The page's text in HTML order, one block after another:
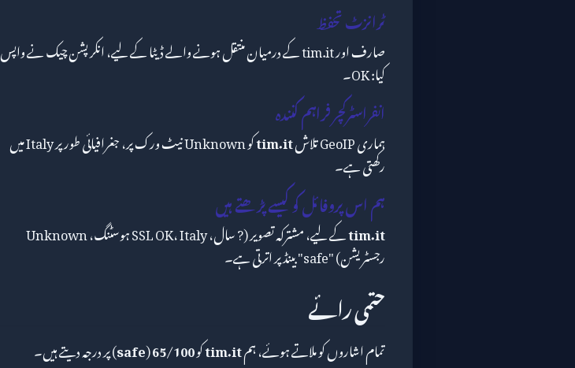
ٹرانزٹ تحفظ
صارف اور tim.it کے درمیان منتقل ہونے والے ڈیٹا کے لیے، انکرپشن چیک نے واپس
کیا: OK۔
انفراسٹرکچر فراہم کنندہ
ہماری GeoIP تلاش tim.it کو Unknown نیٹ ورک پر، جغرافیائی طور پر Italy میں
رکھتی ہے۔
ہم اس پروفائل کو کیسے پڑھتے ہیں
tim.it کے لیے، مشترکہ تصویر (? سال، SSL OK، Italy ہوسٹنگ، Unknown
رجسٹریشن) "safe" بینڈ پر اترتی ہے۔
حتمی رائے
تمام اشاروں کو ملاتے ہوئے، ہمtim.itکو65/100
(
safe) پر درجہ دیتے ہیں۔